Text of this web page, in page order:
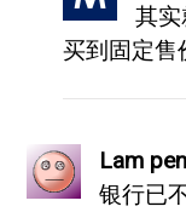
其
买到固定售
Lam
银行已